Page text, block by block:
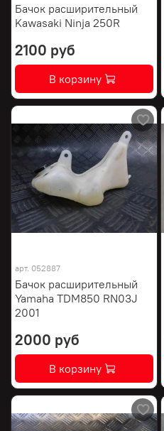
Бачок расширительный
Kawasaki Ninja 250R
2100 руб
В корзину
арт. 052887
Бачок расширительный
Yamaha TDM850 RN03J
2001
2000 руб
В корзину